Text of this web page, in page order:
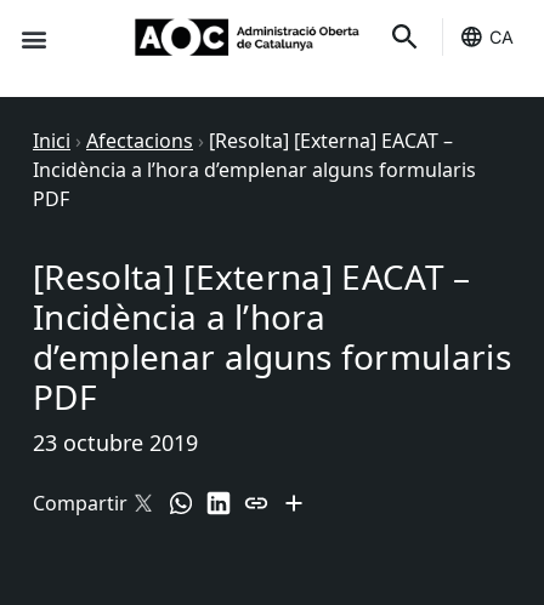
CA
Inici › Afectacions › [Resolta] [Externa] EACAT –
Incidència a l’hora d’emplenar alguns formularis
PDF
[Resolta] [Externa] EACAT –
Incidència a l’hora
d’emplenar alguns formularis
PDF
23 octubre 2019
Compartir